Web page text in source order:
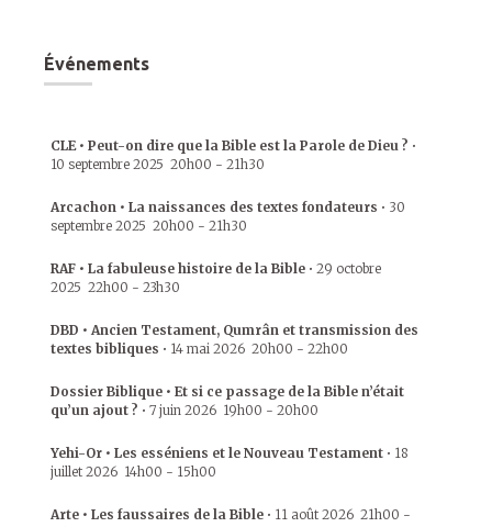
Événements
CLE • Peut-on dire que la Bible est la Parole de Dieu ? •
10 septembre 2025 20h00 - 21h30
Arcachon • La naissances des textes fondateurs • 30
septembre 2025 20h00 - 21h30
RAF • La fabuleuse histoire de la Bible • 29 octobre
2025 22h00 - 23h30
DBD • Ancien Testament, Qumrân et transmission des
textes bibliques • 14 mai 2026 20h00 - 22h00
Dossier Biblique • Et si ce passage de la Bible n’était
qu’un ajout ? • 7 juin 2026 19h00 - 20h00
Yehi-Or • Les esséniens et le Nouveau Testament • 18
juillet 2026 14h00 - 15h00
Arte • Les faussaires de la Bible • 11 août 2026 21h00 -